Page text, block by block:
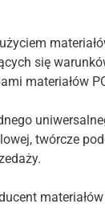
się
materiałów
twórcze